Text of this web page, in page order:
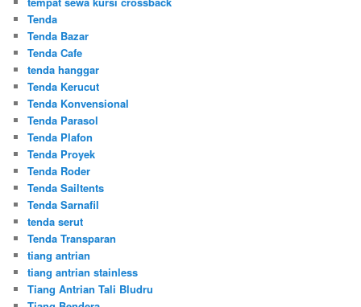
Tenda
Tenda Bazar
Tenda Cafe
tenda hanggar
Tenda Kerucut
Tenda Konvensional
Tenda Parasol
Tenda Plafon
Tenda Proyek
Tenda Roder
Tenda Sailtents
Tenda Sarnafil
tenda serut
Tenda Transparan
tiang antrian
tiang antrian stainless
Tiang Antrian Tali Bludru